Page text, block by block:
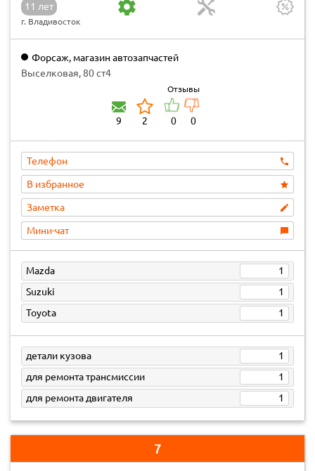
11 лет
г. Владивосток
Форсаж, магазин автозапчастей
Выселковая, 80 ст4
9 2
Отзывы
0 0
Телефон
В избранное
Заметка
Мини-чат
Mazda
1
Suzuki
1
Toyota
1
детали кузова
1
для ремонта трансмиссии
1
для ремонта двигателя
1
7